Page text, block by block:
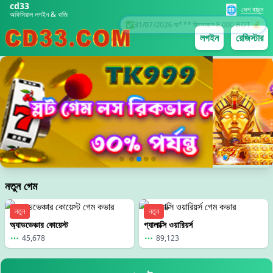
cd33
অফিসিয়াল লগইন & বাজি 🌐 দেশ বাছুন
লগইন রেজিস্টার
নতুন গেম
নতুন
অ্যাডভেঞ্চার কোয়েস্ট
45,678
নতুন
গ্যালাক্সি ওয়ারিয়র্স
89,123
31/07/2026 কর*** উত্তোলন সফল 2,900 BDT 💸
💸 31/07/2026 বে*** বোনাস পেয়েছেন 2,000 BDT 🎉